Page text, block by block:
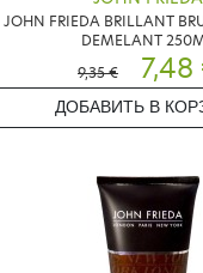
JOHN FRIEDA BRILLANT
DEMELANT
9,35 €
7,48
ДОБАВИТЬ В